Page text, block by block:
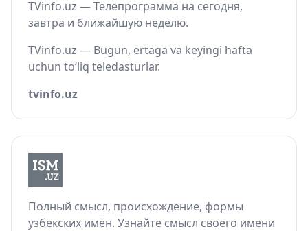
TVinfo.uz — Телепрограмма на сегодня,
завтра и ближайшую неделю.
TVinfo.uz — Bugun, ertaga va keyingi hafta
uchun to‘liq teledasturlar.
tvinfo.uz
Полный смысл, происхождение, формы
узбекских имён. Узнайте смысл своего имени